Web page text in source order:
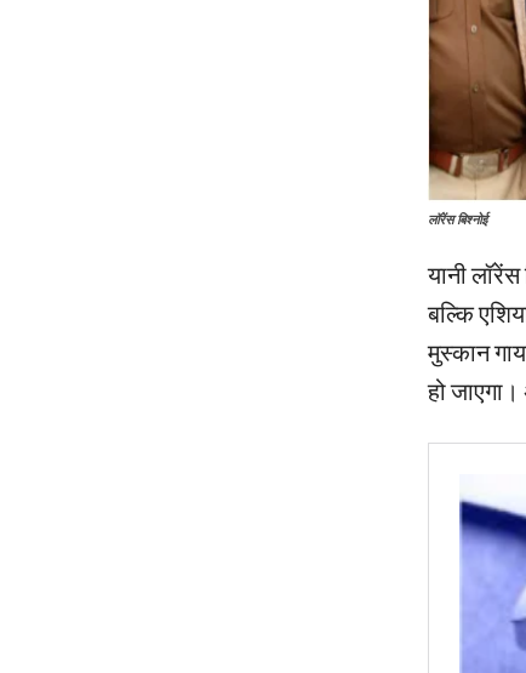
लॉरेंस बिश्नोई
यानी
बल्कि
मुस्कान
हो